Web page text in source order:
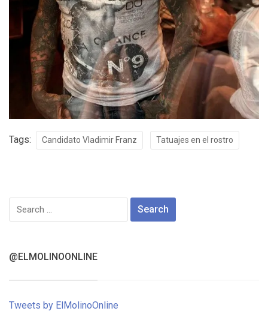
Tags: Candidato Vladimir Franz Tatuajes en el rostro
Search
for:
@ELMOLINOONLINE
Tweets by ElMolinoOnline